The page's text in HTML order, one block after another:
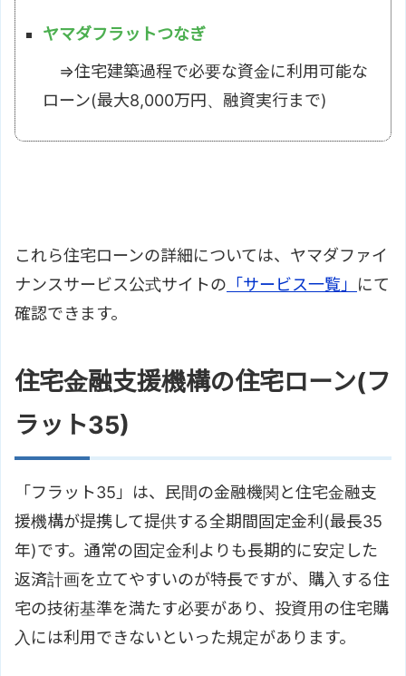
ヤマダフラットつなぎ
⇒住宅建築過程で必要な資金に利用可能な
ローン(最大8,000万円、融資実行まで)
これら住宅ローンの詳細については、ヤマダファイ
ナンスサービス公式サイトの 「サービス一覧」 にて
確認できます。
住宅金融支援機構の住宅ローン(フ
ラット35)
「フラット35」は、民間の金融機関と住宅金融支
援機構が提携して提供する全期間固定金利(最長35
年)です。通常の固定金利よりも長期的に安定した
返済計画を立てやすいのが特長ですが、購入する住
宅の技術基準を満たす必要があり、投資用の住宅購
入には利用できないといった規定があります。